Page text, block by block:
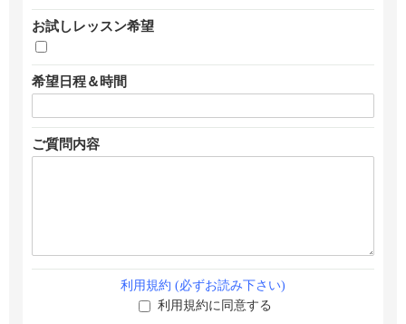
お試しレッスン希望
希望日程＆時間
ご質問内容
利用規約 (必ずお読み下さい)
利用規約に同意する